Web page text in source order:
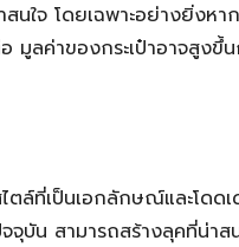
สนใจ โดยเฉพาะอย่างยิ่งหา
มูลค่าของกระเป๋าอาจสูงขึ้น
ตล์ที่เป็นเอกลักษณ์และโดดเ
จุบัน สามารถสร้างลุคที่น่าส